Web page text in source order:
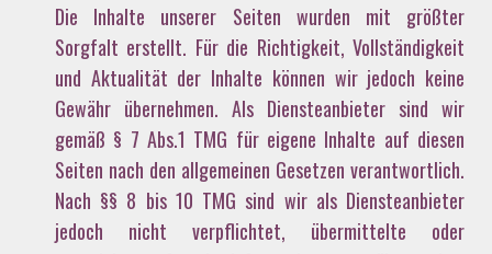
Die Inhalte unserer Seiten wurden mit größter
Sorgfalt erstellt. Für die Richtigkeit, Vollständigkeit
und Aktualität der Inhalte können wir jedoch keine
Gewähr übernehmen. Als Diensteanbieter sind wir
gemäß § 7 Abs.1 TMG für eigene Inhalte auf diesen
Seiten nach den allgemeinen Gesetzen verantwortlich.
Nach §§ 8 bis 10 TMG sind wir als Diensteanbieter
jedoch nicht verpflichtet, übermittelte oder